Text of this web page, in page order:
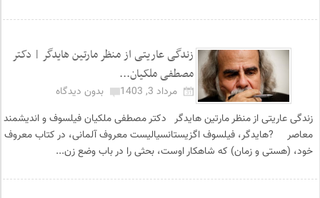
زندگی عاریتی از منظر مارتین هایدگر | دکتر
مصطفی ملکیان...
مرداد 3, 1403
بدون دیدگاه
زندگی عاریتی از منظر مارتین هایدگر دکتر مصطفی ملکیان فیلسوف و اندیشمند
معاصر ?هایدگر، فیلسوف اگزیستانسیالیست معروف آلمانی، در کتاب معروف
خود، (هستی و زمان) که شاهکار اوست، بحثی را در باب وضع زن...